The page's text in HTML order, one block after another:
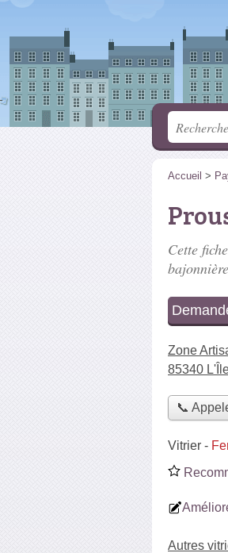
Accueil >
Cette
Zone
85340
📞
Vitrier -
Autres